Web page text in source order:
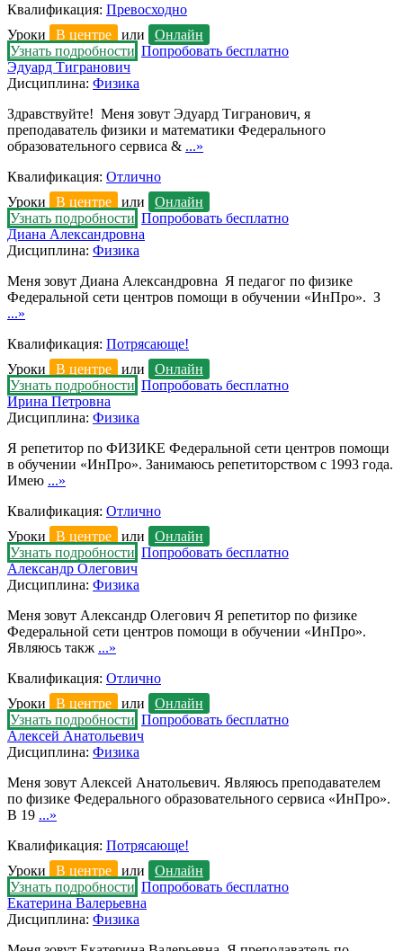
Квалификация: Превосходно
Уроки
В центре или
Онлайн
Узнать подробности Попробовать бесплатно
Эдуард Тигранович
Дисциплина: Физика
Здравствуйте! Меня зовут Эдуард Тигранович, я
преподаватель физики и математики Федерального
образовательного сервиса & ...»
Квалификация: Отлично
Уроки
В центре или
Онлайн
Узнать подробности Попробовать бесплатно
Диана Александровна
Дисциплина: Физика
Меня зовут Диана Александровна Я педагог по физике
Федеральной сети центров помощи в обучении «ИнПро». З
...»
Квалификация: Потрясающе!
Уроки
В центре или
Онлайн
Узнать подробности Попробовать бесплатно
Ирина Петровна
Дисциплина: Физика
Я репетитор по ФИЗИКЕ Федеральной сети центров помощи
в обучении «ИнПро». Занимаюсь репетиторством с 1993 года.
Имею ...»
Квалификация: Отлично
Уроки
В центре или
Онлайн
Узнать подробности Попробовать бесплатно
Александр Олегович
Дисциплина: Физика
Меня зовут Александр Олегович Я репетитор по физике
Федеральной сети центров помощи в обучении «ИнПро».
Являюсь такж ...»
Квалификация: Отлично
Уроки
В центре или
Онлайн
Узнать подробности Попробовать бесплатно
Алексей Анатольевич
Дисциплина: Физика
Меня зовут Алексей Анатольевич. Являюсь преподавателем
по физике Федерального образовательного сервиса «ИнПро».
В 19 ...»
Квалификация: Потрясающе!
Уроки
В центре или
Онлайн
Узнать подробности Попробовать бесплатно
Екатерина Валерьевна
Дисциплина: Физика